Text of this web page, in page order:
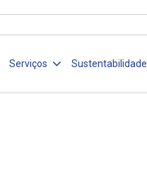
Serviços Sustentabilidade